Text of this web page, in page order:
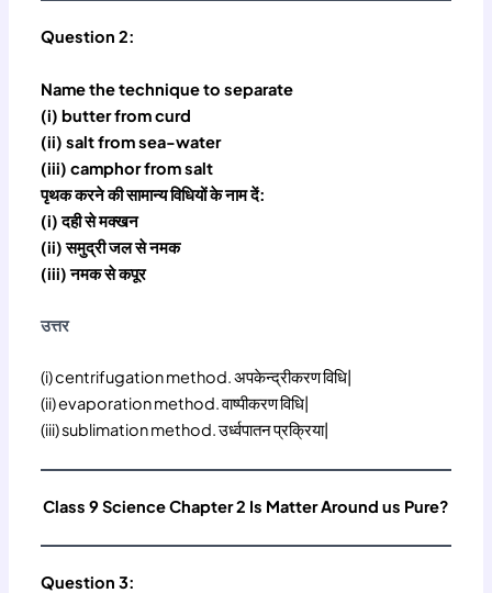
Question 2:
Name the technique to separate
(i) butter from curd
(ii) salt from sea-water
(iii) camphor from salt
पृथक करने की सामान्य विधियों के नाम दें:
(i) दही से मक्खन
(ii) समुद्री जल से नमक
(iii) नमक से कपूर
उत्तर
(i) centrifugation method. अपकेन्द्रीकरण विधि|
(ii) evaporation method. वाष्पीकरण विधि|
(iii) sublimation method. उर्ध्वपातन प्रक्रिया|
Class 9 Science Chapter 2 Is Matter Around us Pure?
Question 3: